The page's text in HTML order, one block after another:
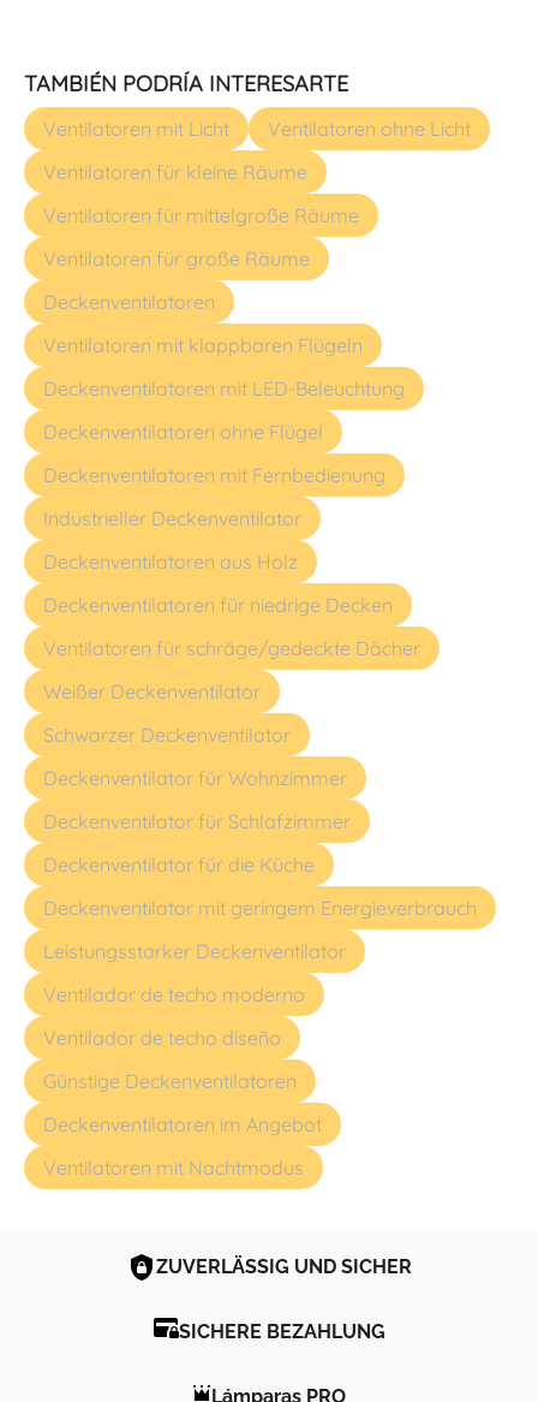
TAMBIÉN PODRÍA INTERESARTE
Ventilatoren mit Licht
Ventilatoren ohne Licht
Ventilatoren für kleine Räume
Ventilatoren für mittelgroße Räume
Ventilatoren für große Räume
Deckenventilatoren
Ventilatoren mit klappbaren Flügeln
Deckenventilatoren mit LED-Beleuchtung
Deckenventilatoren ohne Flügel
Deckenventilatoren mit Fernbedienung
Industrieller Deckenventilator
Deckenventilatoren aus Holz
Deckenventilatoren für niedrige Decken
Ventilatoren für schräge/gedeckte Dächer
Weißer Deckenventilator
Schwarzer Deckenventilator
Deckenventilator für Wohnzimmer
Deckenventilator für Schlafzimmer
Deckenventilator für die Küche
Deckenventilator mit geringem Energieverbrauch
Leistungsstarker Deckenventilator
Ventilador de techo moderno
Ventilador de techo diseño
Günstige Deckenventilatoren
Deckenventilatoren im Angebot
Ventilatoren mit Nachtmodus
ZUVERLÄSSIG UND SICHER
SICHERE BEZAHLUNG
Lámparas PRO